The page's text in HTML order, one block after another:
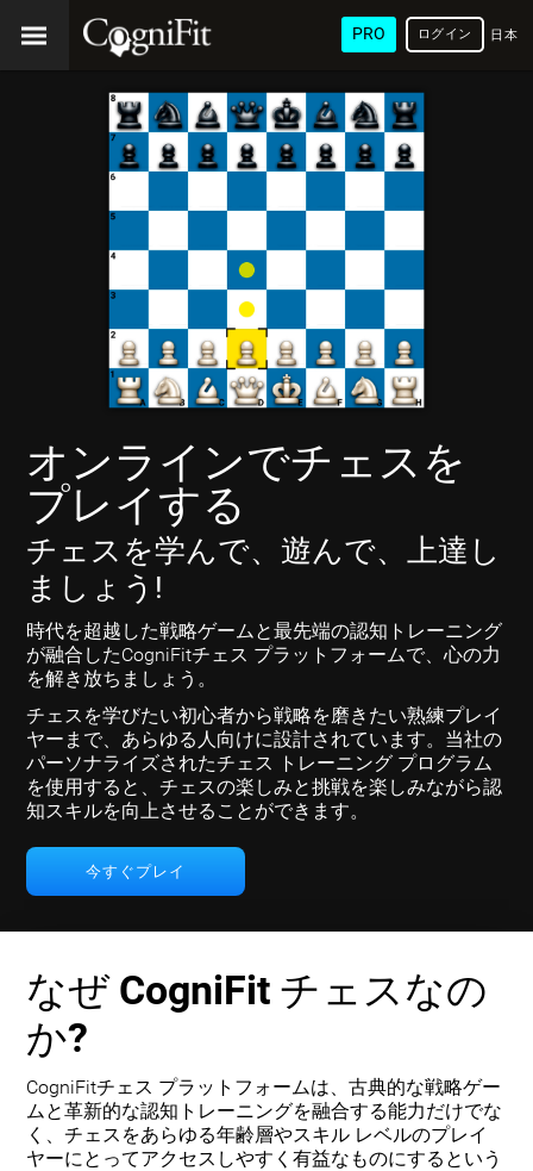
PRO 日本
ログイン
オンラインでチェスを
プレイする
チェスを学んで、遊んで、上達し
ましょう!
時代を超越した戦略ゲームと最先端の認知トレーニング
が融合したCogniFitチェス プラットフォームで、心の力
を解き放ちましょう。
チェスを学びたい初心者から戦略を磨きたい熟練プレイ
ヤーまで、あらゆる人向けに設計されています。当社の
パーソナライズされたチェス トレーニング プログラム
を使用すると、チェスの楽しみと挑戦を楽しみながら認
知スキルを向上させることができます。
今すぐプレイ
なぜ CogniFit チェスなの
か?
CogniFitチェス プラットフォームは、古典的な戦略ゲー
ムと革新的な認知トレーニングを融合する能力だけでな
く、チェスをあらゆる年齢層やスキル レベルのプレイ
ヤーにとってアクセスしやすく有益なものにするという